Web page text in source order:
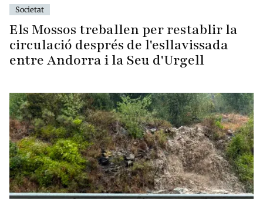
Societat
Els Mossos treballen per restablir la
circulació després de l'esllavissada
entre Andorra i la Seu d'Urgell